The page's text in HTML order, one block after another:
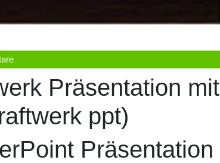
Präsentation mit
ppt)
Präsentation